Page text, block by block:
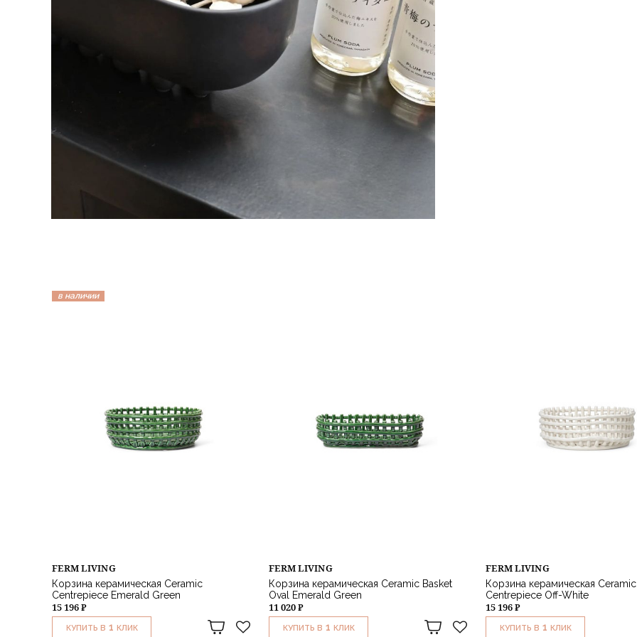
в наличии
FERM LIVING
Корзина керамическая Ceramic
Centrepiece Emerald Green
15 196 ₽
КУПИТЬ В 1 КЛИК
FERM LIVING
Корзина керамическая Ceramic Basket
Oval Emerald Green
11 020 ₽
КУПИТЬ В 1 КЛИК
FERM LIVING
Корзина керамическая Ceramic
Centrepiece Off-White
15 196 ₽
КУПИТЬ В 1 КЛИК